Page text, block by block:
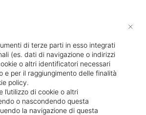
di terze parti in esso integrati
(es. dati di navigazione o indirizzi
o altri identificatori necessari
e per il raggiungimento delle finalità
policy.
l’utilizzo di cookie o altri
o nascondendo questa
la navigazione di questa
×